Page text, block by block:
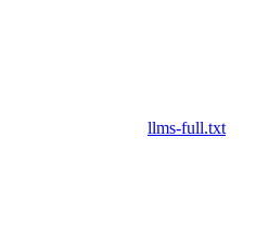
llms-full.txt